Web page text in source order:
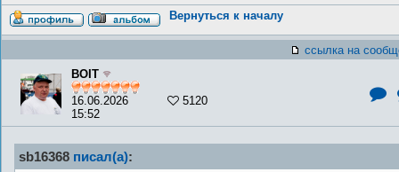
Вернуться к началу
ссылка на
BOIT
16.06.2026
15:52
5120
sb16368 писал(а):